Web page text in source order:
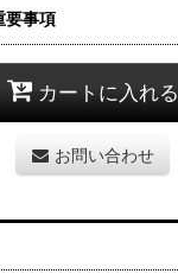
要事項
カートに入れる
お問い合わせ